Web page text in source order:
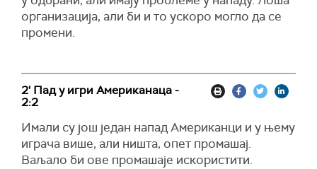
организација, али би и то ускоро могло да се
промени.
2' Пад у игри Американаца -
2:2
Имали су још један напад Американци и у њему
играча више, али ништа, опет промашај.
Ваљало би ове промашаје искористити.